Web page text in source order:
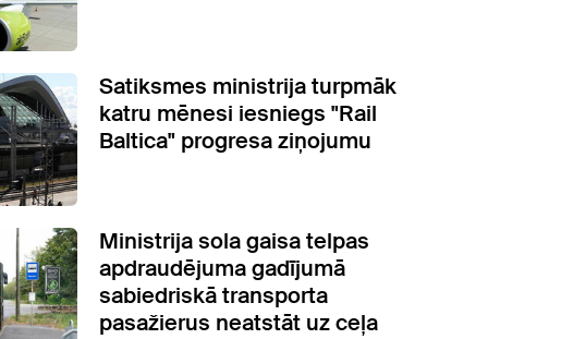
Satiksmes ministrija turpmāk
katru mēnesi iesniegs "Rail
Baltica" progresa ziņojumu
Ministrija sola gaisa telpas
apdraudējuma gadījumā
sabiedriskā transporta
pasažierus neatstāt uz ceļa